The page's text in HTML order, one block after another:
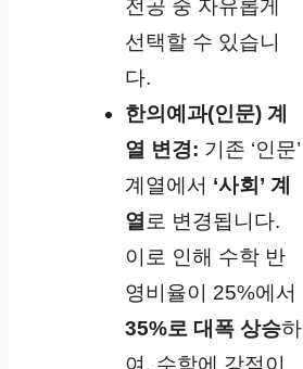
전공 중 자유롭게
선택할 수 있습니
다.
한의예과(인문) 계
열 변경: 기존 ‘인문’
계열에서 ‘사회’ 계
열로 변경됩니다.
이로 인해 수학 반
영비율이 25%에서
35%로 대폭 상승하